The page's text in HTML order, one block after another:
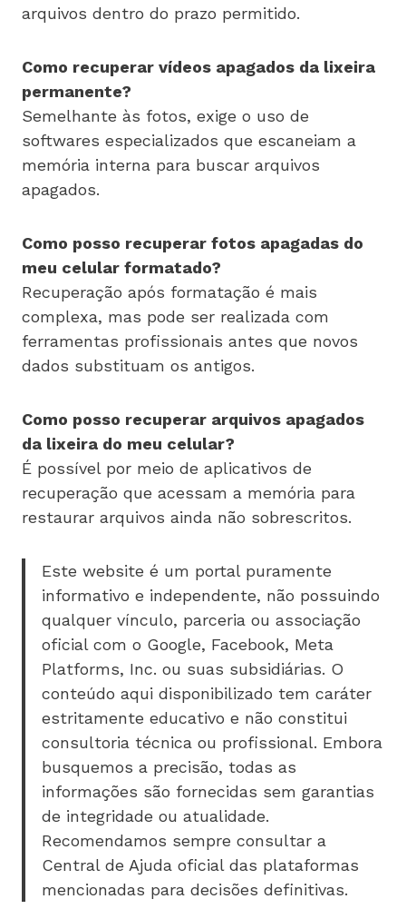
arquivos dentro do prazo permitido.
Como recuperar vídeos apagados da lixeira
permanente?
Semelhante às fotos, exige o uso de
softwares especializados que escaneiam a
memória interna para buscar arquivos
apagados.
Como posso recuperar fotos apagadas do
meu celular formatado?
Recuperação após formatação é mais
complexa, mas pode ser realizada com
ferramentas profissionais antes que novos
dados substituam os antigos.
Como posso recuperar arquivos apagados
da lixeira do meu celular?
É possível por meio de aplicativos de
recuperação que acessam a memória para
restaurar arquivos ainda não sobrescritos.
Este website é um portal puramente
informativo e independente, não possuindo
qualquer vínculo, parceria ou associação
oficial com o Google, Facebook, Meta
Platforms, Inc. ou suas subsidiárias. O
conteúdo aqui disponibilizado tem caráter
estritamente educativo e não constitui
consultoria técnica ou profissional. Embora
busquemos a precisão, todas as
informações são fornecidas sem garantias
de integridade ou atualidade.
Recomendamos sempre consultar a
Central de Ajuda oficial das plataformas
mencionadas para decisões definitivas.